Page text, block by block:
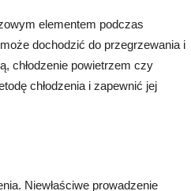
elementem podczas
dochodzić do przegrzewania i
chłodzenie powietrzem czy
chłodzenia i zapewnić jej
Niewłaściwe prowadzenie